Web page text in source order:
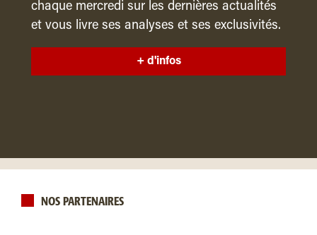
chaque mercredi sur les dernières actualités
et vous livre ses analyses et ses exclusivités.
+ d'infos
NOS PARTENAIRES